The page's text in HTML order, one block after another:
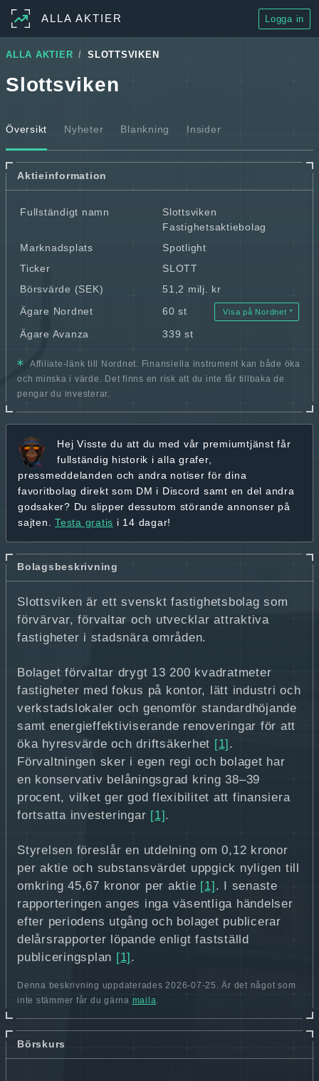
ALLA AKTIER Logga in
ALLA AKTIER SLOTTSVIKEN
Slottsviken
Översikt Nyheter Blankning Insider
Aktieinformation
Fullständigt namn
Slottsviken
Fastighetsaktiebolag
Marknadsplats
Spotlight
Ticker
SLOTT
Börsvärde (SEK)
51,2 milj. kr
Ägare Nordnet
60 st Visa på Nordnet
Ägare Avanza 339 st
Affiliate-länk till Nordnet. Finansiella instrument kan både öka
och minska i värde. Det finns en risk att du inte får tillbaka de
pengar du investerar.
Hej Visste du att du med vår premiumtjänst får
fullständig historik i alla grafer,
pressmeddelanden och andra notiser för dina
favoritbolag direkt som DM i Discord samt en del andra
godsaker? Du slipper dessutom störande annonser på
sajten. Testa gratis i 14 dagar!
Bolagsbeskrivning
Slottsviken är ett svenskt fastighetsbolag som
förvärvar, förvaltar och utvecklar attraktiva
fastigheter i stadsnära områden.
Bolaget förvaltar drygt 13 200 kvadratmeter
fastigheter med fokus på kontor, lätt industri och
verkstadslokaler och genomför standardhöjande
samt energieffektiviserande renoveringar för att
öka hyresvärde och driftsäkerhet [1] .
Förvaltningen sker i egen regi och bolaget har
en konservativ belåningsgrad kring 38–39
procent, vilket ger god flexibilitet att finansiera
fortsatta investeringar [1] .
Styrelsen föreslår en utdelning om 0,12 kronor
per aktie och substansvärdet uppgick nyligen till
omkring 45,67 kronor per aktie [1] . I senaste
rapporteringen anges inga väsentliga händelser
efter periodens utgång och bolaget publicerar
delårsrapporter löpande enligt fastställd
publiceringsplan [1] .
Denna beskrivning uppdaterades 2026-07-25. Är det något som
inte stämmer får du gärna maila.
Börskurs